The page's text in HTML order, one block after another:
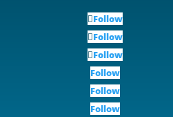
Follow
Follow
Follow
Follow
Follow
Follow